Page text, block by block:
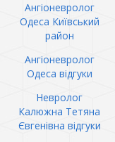
Ангіоневролог
Одеса Київський
район
Ангіоневролог
Одеса відгуки
Невролог
Калюжна Тетяна
Євгенівна відгуки